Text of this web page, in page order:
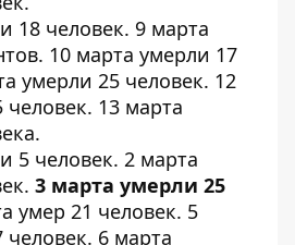
18 человек. 9 марта
. 10 марта умерли 17
умерли 25 человек. 12
человек. 13 марта
.
5 человек. 2 марта
. 3 марта умерли 25
умер 21 человек. 5
человек. 6 марта